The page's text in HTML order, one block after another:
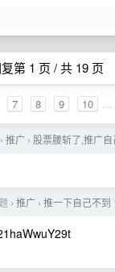
第 1 页 / 共 19 页
7 8 9 10 ...
› 推广 › 股票腰斩了,推广
› 推广 › 推一下自己不到